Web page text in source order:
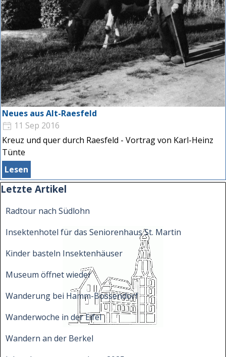
Neues aus Alt-Raesfeld
11 Sep 2016
Kreuz und quer durch Raesfeld - Vortrag von Karl-Heinz
Tünte
Lesen
Block überspringen Letzte Artikel
Letzte Artikel
Radtour nach Südlohn
Insektenhotel für das Seniorenhaus St. Martin
Kinder basteln Insektenhäuser
Museum öffnet wieder
Wanderung bei Hamm-Bossendorf
Wanderwoche in der Eifel
Wandern an der Berkel